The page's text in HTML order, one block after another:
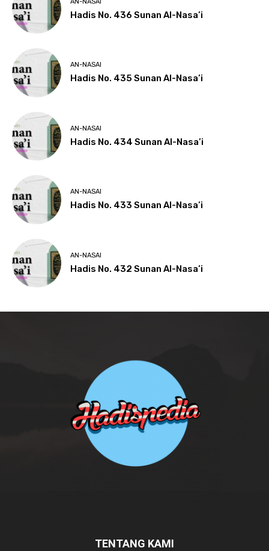
Hadis No. 436 Sunan Al-Nasa’i
AN-NASAI
Hadis No. 435 Sunan Al-Nasa’i
AN-NASAI
Hadis No. 434 Sunan Al-Nasa’i
AN-NASAI
Hadis No. 433 Sunan Al-Nasa’i
AN-NASAI
Hadis No. 432 Sunan Al-Nasa’i
TENTANG KAMI